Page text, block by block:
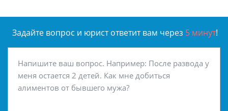
Задайте вопрос и юрист ответит вам через 5 минут!